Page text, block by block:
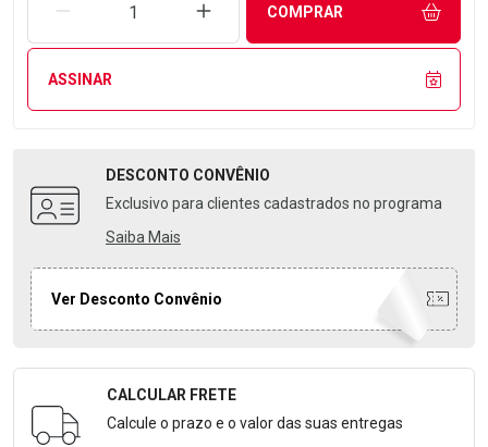
REMOVER UMA UNIDADEAUMENTAR UMA UNIDADE
COMPRAR
ASSINAR
DESCONTO CONVÊNIO
Exclusivo para clientes cadastrados no programa
Saiba Mais
Ver Desconto Convênio
Formulário para Calcular o Frete
CALCULAR FRETE
Calcule o prazo e o valor das suas entregas